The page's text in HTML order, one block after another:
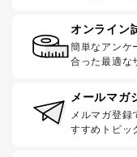
オンライン
簡単なアンケ
合った最適な
メールマガ
メルマガ登録
すすめトピッ